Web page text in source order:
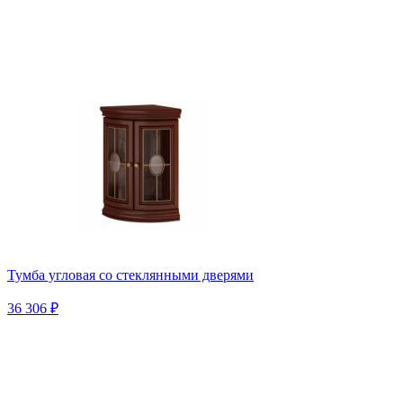
Тумба угловая со стеклянными дверями
36 306 ₽